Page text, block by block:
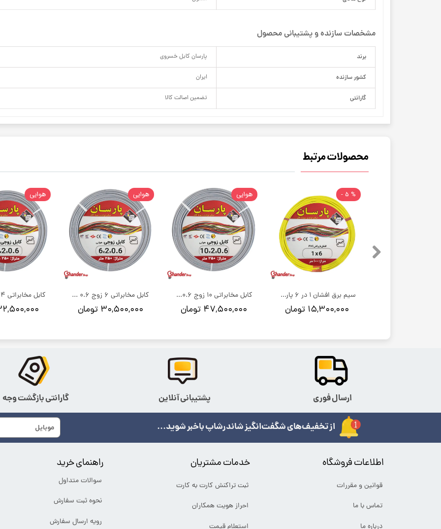
مشخصات سازنده و پشتیبانی محصول
برند پارسان کابل خسروی
کشور سازنده ایران
گارانتی تضمین اصالت کالا
محصولات مرتبط
۲۲,۵۰۰,۰۰۰
هوایی
کابل مخابراتی 6 زوج 0.6 مسی پارسان کابل خسروی | کلاف 250 متری
۳۰,۵۰۰,۰۰۰ تومان
هوایی
کابل مخابراتی 10 زوج 0.6 مسی پارسان کابل خسروی | کلاف 250 متری
۴۷,۵۰۰,۰۰۰ تومان
هوایی
سیم برق افشان 1 در 6 پارسان کابل خسروی | کلاف 100 متری
۱۵,۳۰۰,۰۰۰ تومان
% 5 -
از تخفیف‌های شگفت‌انگیز شاندرشاپ باخبر شوید...
اطلاعات فروشگاه
قوانین و مقررات
تماس با ما
درباره ما
خدمات مشتریان
ثبت تراکنش کارت به کارت
احراز هویت همکاران
استعلام قیمت
راهنمای خرید
سوالات متداول
نحوه ثبت سفارش
رویه ارسال سفارش
ارسال فوری پشتیبانی آنلاین گارانتی بازگشت وجه